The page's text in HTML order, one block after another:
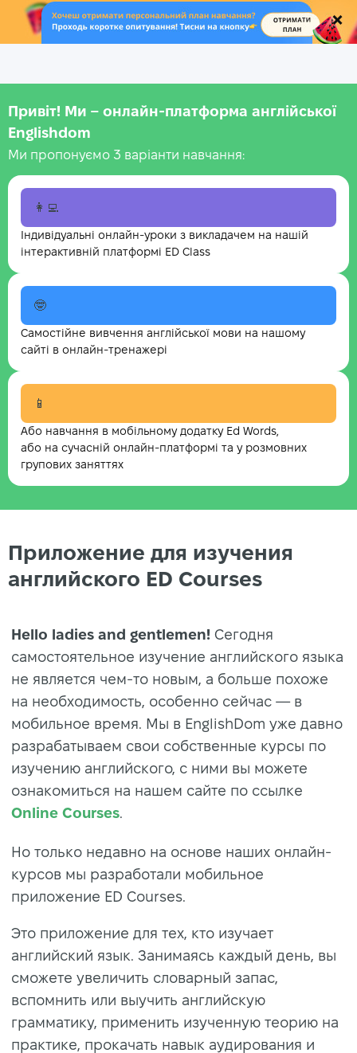
.
Привіт! Ми – онлайн-платформа англійської
Englishdom
Ми пропонуємо 3 варіанти навчання:
👩‍💻
Індивідуальні онлайн-уроки з викладачем на нашій
інтерактивній платформі ED Class
🤓
Самостійне вивчення англійської мови на нашому
сайті в онлайн-тренажері
📱
Або навчання в мобільному додатку Ed Words,
або на сучасній онлайн-платформі та у розмовних
групових заняттях
Приложение для изучения
английского ED Courses
Hello ladies and gentlemen! Сегодня
самостоятельное изучение английского языка
не является чем-то новым, а больше похоже
на необходимость, особенно сейчас — в
мобильное время. Мы в EnglishDom уже давно
разрабатываем свои собственные курсы по
изучению английского, с ними вы можете
ознакомиться на нашем сайте по ссылке
Online Courses.
Но только недавно на основе наших онлайн-
курсов мы разработали мобильное
приложение ED Courses.
Это приложение для тех, кто изучает
английский язык. Занимаясь каждый день, вы
сможете увеличить словарный запас,
вспомнить или выучить английскую
грамматику, применить изученную теорию на
практике, прокачать навык аудирования и